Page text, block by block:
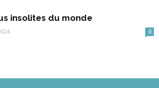
insolites du monde
0